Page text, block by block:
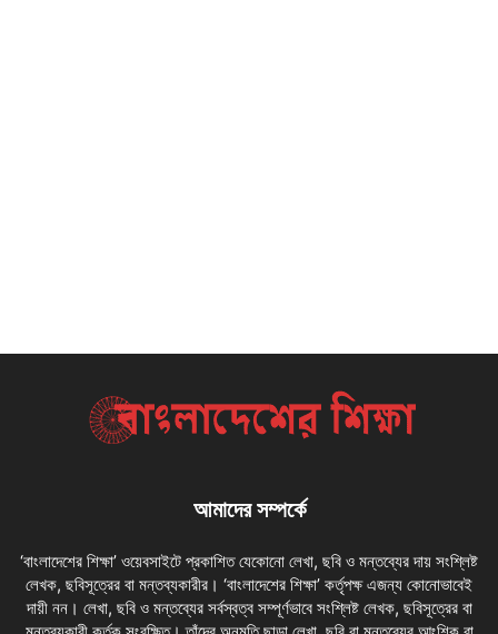
আমাদের সম্পর্কে
‘বাংলাদেশের শিক্ষা’ ওয়েবসাইটে প্রকাশিত যেকোনো লেখা, ছবি ও মন্তব্যের দায় সংশ্লিষ্ট
লেখক, ছবিসূত্রের বা মন্তব্যকারীর। ‘বাংলাদেশের শিক্ষা’ কর্তৃপক্ষ এজন্য কোনোভাবেই
দায়ী নন। লেখা, ছবি ও মন্তব্যের সর্বস্বত্ব সম্পূর্ণভাবে সংশ্লিষ্ট লেখক, ছবিসূত্রের বা